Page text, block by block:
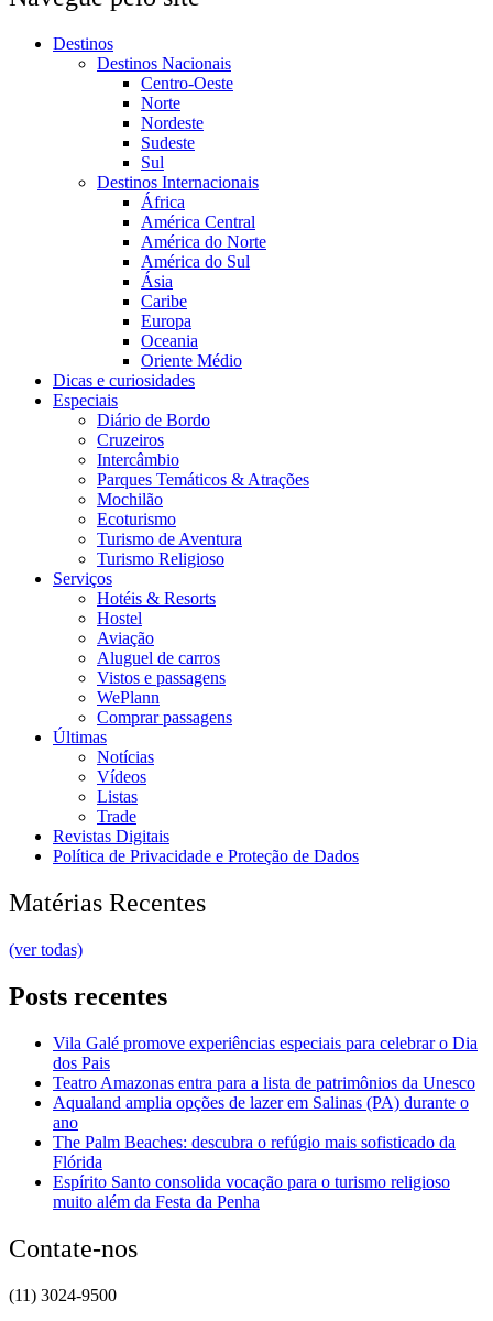
Destinos
Destinos Nacionais
Centro-Oeste
Norte
Nordeste
Sudeste
Sul
Destinos Internacionais
África
América Central
América do Norte
América do Sul
Ásia
Caribe
Europa
Oceania
Oriente Médio
Dicas e curiosidades
Especiais
Diário de Bordo
Cruzeiros
Intercâmbio
Parques Temáticos & Atrações
Mochilão
Ecoturismo
Turismo de Aventura
Turismo Religioso
Serviços
Hotéis & Resorts
Hostel
Aviação
Aluguel de carros
Vistos e passagens
WePlann
Comprar passagens
Últimas
Notícias
Vídeos
Listas
Trade
Revistas Digitais
Política de Privacidade e Proteção de Dados
Matérias Recentes
(ver todas)
Posts recentes
Vila Galé promove experiências especiais para celebrar o Dia
dos Pais
Teatro Amazonas entra para a lista de patrimônios da Unesco
Aqualand amplia opções de lazer em Salinas (PA) durante o
ano
The Palm Beaches: descubra o refúgio mais sofisticado da
Flórida
Espírito Santo consolida vocação para o turismo religioso
muito além da Festa da Penha
Contate-nos
(11) 3024-9500